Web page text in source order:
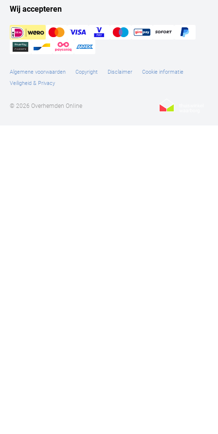
knoopjes en de logo's en bijpassende kreten.
Wij accepteren
Algemene voorwaarden Copyright Disclaimer
Cookie informatie
Veiligheid & Privacy
© 2026 Overhemden Online